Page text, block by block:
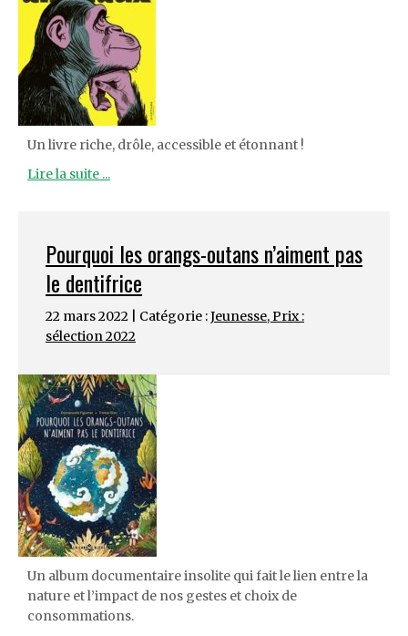
Un livre riche, drôle, accessible et étonnant !
Lire la suite ...
Pourquoi les orangs-outans n’aiment pas
le dentifrice
22 mars 2022 | Catégorie :Jeunesse,Prix :
sélection 2022
Un album documentaire insolite qui fait le lien entre la
nature et l’impact de nos gestes et choix de
consommations.